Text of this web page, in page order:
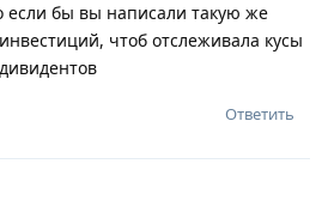
бы вы написали такую же
чтоб отслеживала кусы
Ответить